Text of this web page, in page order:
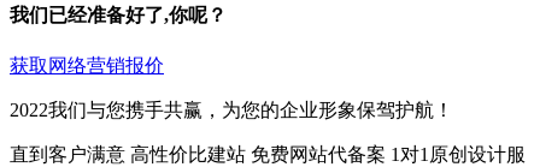
我们已经准备好了,你呢？
获取网络营销报价
2022我们与您携手共赢，为您的企业形象保驾护航！
直到客户满意 高性价比建站 免费网站代备案 1对1原创设计服